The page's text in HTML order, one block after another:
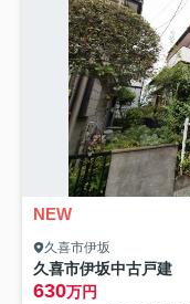
NEW
久喜市伊坂
久喜市伊坂中古戸建
630万円